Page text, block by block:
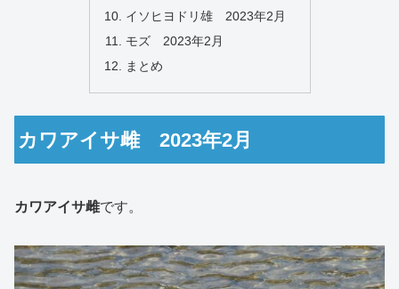
イソヒヨドリ雄 2023年2月
モズ 2023年2月
まとめ
カワアイサ雌 2023年2月
カワアイサ雌です。